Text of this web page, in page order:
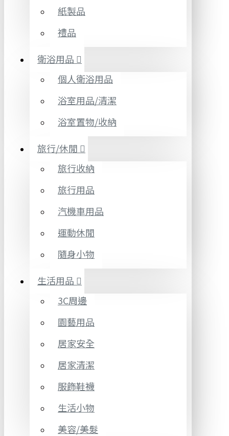
紙製品
禮品
衛浴用品
個人衛浴用品
浴室用品/清潔
浴室置物/收納
旅行/休閒
旅行收納
旅行用品
汽機車用品
運動休閒
隨身小物
生活用品
3C周邊
園藝用品
居家安全
居家清潔
服飾鞋襪
生活小物
美容/美髮